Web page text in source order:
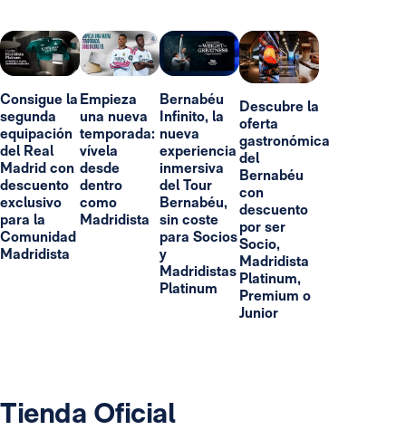
Consigue la
segunda
equipación
del Real
Madrid con
descuento
exclusivo
para la
Comunidad
Madridista
Empieza
una nueva
temporada:
vívela
desde
dentro
como
Madridista
Bernabéu
Infinito, la
nueva
experiencia
inmersiva
del Tour
Bernabéu,
sin coste
para Socios
y
Madridistas
Platinum
Descubre la
oferta
gastronómica
del
Bernabéu
con
descuento
por ser
Socio,
Madridista
Platinum,
Premium o
Junior
Tienda Oficial